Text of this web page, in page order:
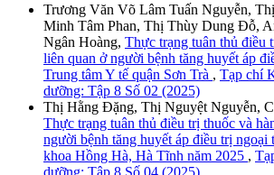
Trương Văn Võ Lâm Tuấn Nguyễn,
Minh Tâm Phan, Thị Thùy Dung Đỗ,
Ngân Hoàng, Thực trạng tuân thủ điều
liên quan ở người bệnh tăng huyết áp
Trung tâm Y tế quận Sơn Trà , Tạp chí
dưỡng: Tập 8 Số 02 (2025)
Thị Hằng Đặng, Thị Nguyệt Nguyễn,
Thực trạng tuân thủ điều trị thuốc và
người bệnh tăng huyết áp điều trị
khoa Hồng Hà, Hà Tĩnh năm 2025 ,
dưỡng: Tập 8 Số 04 (2025)